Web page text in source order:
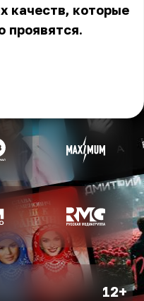
качеств, которые
проявятся.
12+